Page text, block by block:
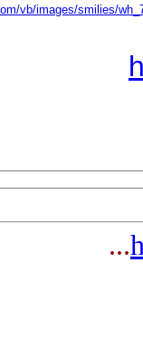
vb/images/smilies/
...